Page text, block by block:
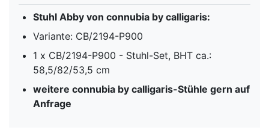
Stuhl Abby von connubia by calligaris:
Variante: CB/2194-P900
1 x CB/2194-P900 - Stuhl-Set, BHT ca.:
58,5/82/53,5 cm
weitere connubia by calligaris-Stühle gern auf
Anfrage